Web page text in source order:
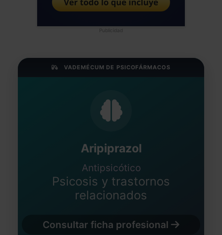
Publicidad
VADEMÉCUM DE PSICOFÁRMACOS
Aripiprazol
Antipsicótico
Psicosis y trastornos
relacionados
Consultar ficha profesional